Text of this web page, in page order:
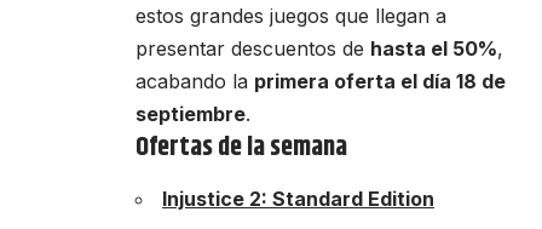
estos grandes juegos que llegan a
presentar descuentos de hasta el 50%,
acabando la primera oferta el día 18 de
septiembre.
Ofertas de la semana
Injustice 2: Standard Edition